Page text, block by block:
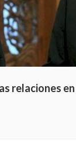
relaciones